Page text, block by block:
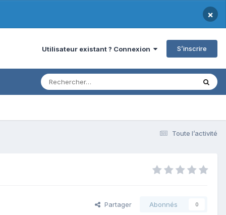
×
Utilisateur existant ? Connexion S’inscrire
Toute l’activité
Partager Abonnés 0